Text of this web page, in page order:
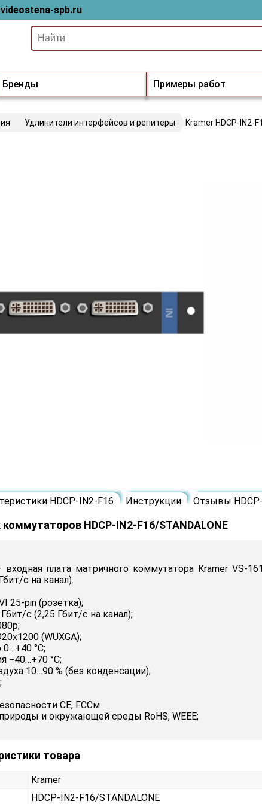
spb.ru
Бренды Примеры работ
Удлинители интерфейсов и репитеры Kramer HDCP-IN2-
HDCP-IN2-F16 Инструкции Отзывы
HDCP-IN2-F16/STANDALONE
входная плата матричного коммутатора Kramer
с на канал).
25-pin (розетка);
с (2,25 Гбит/с на канал);
(WUXGA);
°C;
−40…+70 °C;
10…90 % (без конденсации);
CE, FCCм
и окружающей среды RoHS, WEEE;
товара
Kramer
HDCP-IN2-F16/STANDALONE